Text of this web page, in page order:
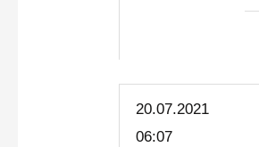
20.07.2021
06:07